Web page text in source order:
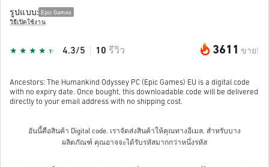
รูปแบบ: Epic Games
วิธีเปิดใช้งาน
3611 ขาย!
4.3/5 10 รีวิว
Ancestors: The Humankind Odyssey PC (Epic Games) EU is a digital code
with no expiry date. Once bought, this downloadable code will be delivered
directly to your email address with no shipping cost.
อันนี้คือสินค้า Digital code. เราจัดส่งสินค้าให้คุณทางอีเมล. สำหรับบาง
ผลิตภัณฑ์ คุณอาจจะได้รับรหัสมากกว่าหนึ่งรหัส